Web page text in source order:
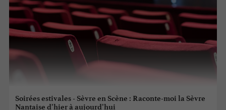
Soirées estivales - Sèvre en Scène : Raconte-moi la Sèvre
Nantaise d’hier à aujourd’hui